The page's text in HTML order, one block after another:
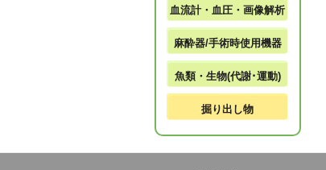
血流計・血圧・画像解析
麻酔器/手術時使用機器
魚類・生物(代謝･運動)
掘り出し物